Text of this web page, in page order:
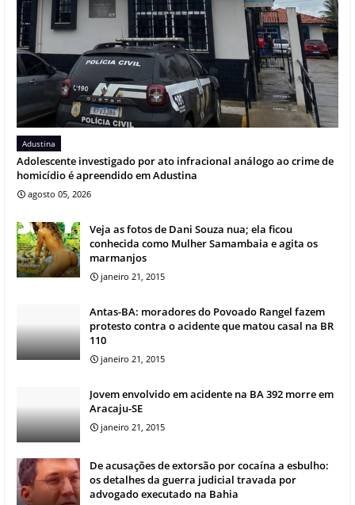
Adustina
Adolescente investigado por ato infracional análogo ao crime de
homicídio é apreendido em Adustina
agosto 05, 2026
Veja as fotos de Dani Souza nua; ela ficou
conhecida como Mulher Samambaia e agita os
marmanjos
janeiro 21, 2015
Antas-BA: moradores do Povoado Rangel fazem
protesto contra o acidente que matou casal na BR
110
janeiro 21, 2015
Jovem envolvido em acidente na BA 392 morre em
Aracaju-SE
janeiro 21, 2015
De acusações de extorsão por cocaína a esbulho:
os detalhes da guerra judicial travada por
advogado executado na Bahia